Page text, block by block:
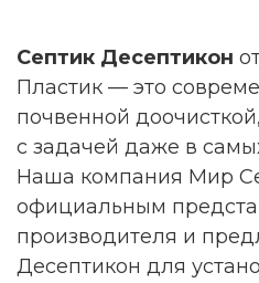
Септик Десептикон
Пластик — это
почвенной
с задачей даже в
Наша компания Мир
официальным
производителя и
Десептикон для